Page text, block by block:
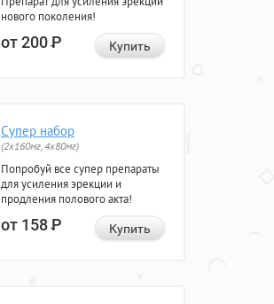
нового поколения!
от 200Р Купить
Супер набор
(2х160мг, 4х80мг)
Попробуй все супер препараты
для усиления эрекции и
продления полового акта!
от 158Р Купить